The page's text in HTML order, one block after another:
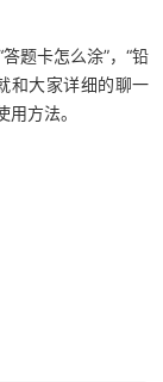
题卡怎么涂”，“铅
和大家详细的聊一
方法。